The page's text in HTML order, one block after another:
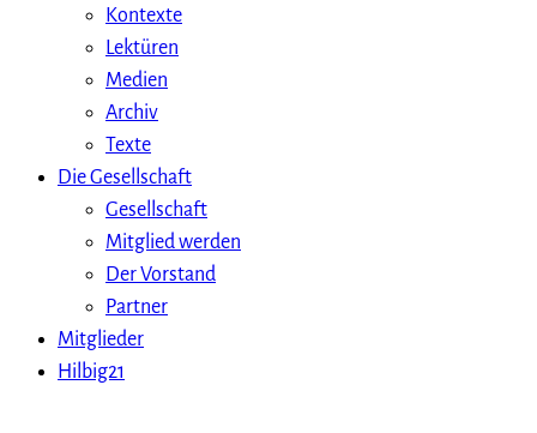
Kontexte
Lektüren
Medien
Archiv
Texte
Die Gesellschaft
Gesellschaft
Mitglied werden
Der Vorstand
Partner
Mitglieder
Hilbig21